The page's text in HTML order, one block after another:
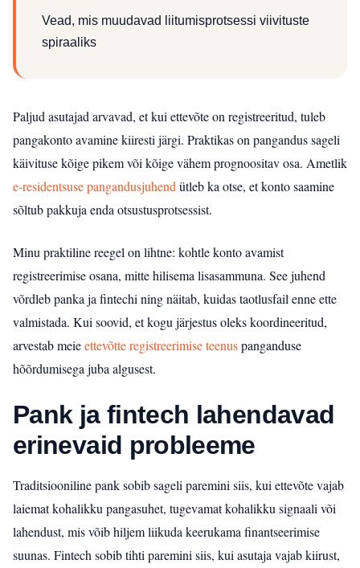
Vead, mis muudavad liitumisprotsessi viivituste
spiraaliks
Paljud asutajad arvavad, et kui ettevõte on registreeritud, tuleb
pangakonto avamine kiiresti järgi. Praktikas on pangandus sageli
käivituse kõige pikem või kõige vähem prognoositav osa. Ametlik
e-residentsuse pangandusjuhend ütleb ka otse, et konto saamine
sõltub pakkuja enda otsustusprotsessist.
Minu praktiline reegel on lihtne: kohtle konto avamist
registreerimise osana, mitte hilisema lisasammuna. See juhend
võrdleb panka ja fintechi ning näitab, kuidas taotlusfail enne ette
valmistada. Kui soovid, et kogu järjestus oleks koordineeritud,
arvestab meieettevõtte registreerimise teenuspanganduse
hõõrdumisega juba algusest.
Pank ja fintech lahendavad
erinevaid probleeme
Traditsiooniline pank sobib sageli paremini siis, kui ettevõte vajab
laiemat kohalikku pangasuhet, tugevamat kohalikku signaali või
lahendust, mis võib hiljem liikuda keerukama finantseerimise
suunas. Fintech sobib tihti paremini siis, kui asutaja vajab kiirust,